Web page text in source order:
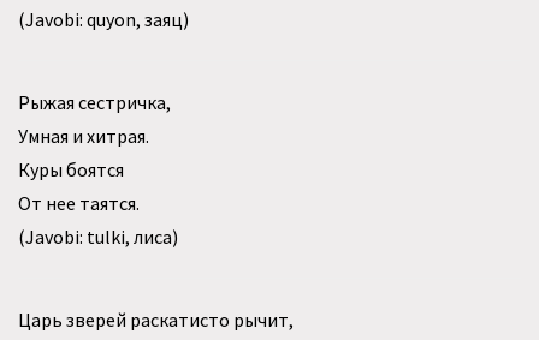
(Javobi: quyon, заяц)
Рыжая сестричка,
Умная и хитрая.
Куры боятся
От нее таятся.
(Javobi: tulki, лиса)
Царь зверей раскатисто рычит,